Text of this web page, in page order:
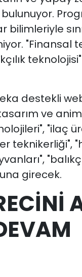
"Finansal
destekli
ve
"ilaç
teknikerliği",
girecek.